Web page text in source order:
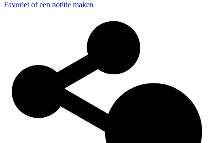
Favoriet of een notitie maken